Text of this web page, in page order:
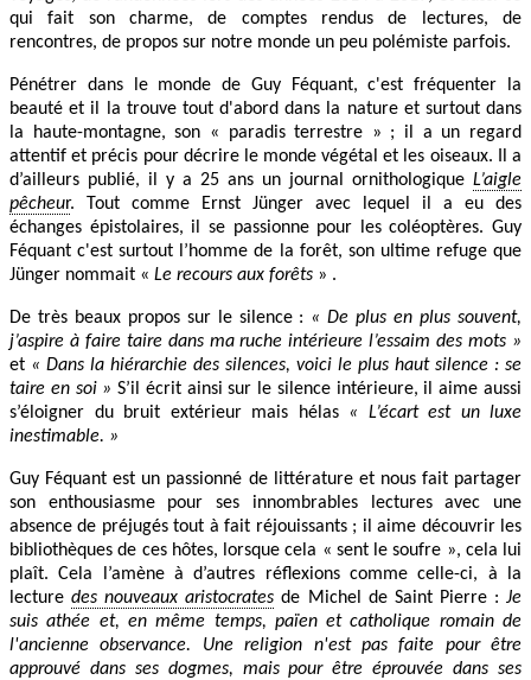
qui fait son charme, de comptes rendus de lectures, de
rencontres, de propos sur notre monde un peu polémiste parfois.
Pénétrer dans le monde de Guy Féquant, c'est fréquenter la
beauté et il la trouve tout d'abord dans la nature et surtout dans
la haute-montagne, son « paradis terrestre » ; il a un regard
attentif et précis pour décrire le monde végétal et les oiseaux. Il a
d’ailleurs publié, il y a 25 ans un journal ornithologique L’aigle
pêcheur. Tout comme Ernst Jünger avec lequel il a eu des
échanges épistolaires, il se passionne pour les coléoptères. Guy
Féquant c'est surtout l’homme de la forêt, son ultime refuge que
Jünger nommait « Le recours aux forêts » .
De très beaux propos sur le silence : « De plus en plus souvent,
j’aspire à faire taire dans ma ruche intérieure l’essaim des mots »
et « Dans la hiérarchie des silences, voici le plus haut silence : se
taire en soi »S’il écrit ainsi sur le silence intérieure, il aime aussi
s’éloigner du bruit extérieur mais hélas« L’écart est un luxe
inestimable. »
Guy Féquant est un passionné de littérature et nous fait partager
son enthousiasme pour ses innombrables lectures avec une
absence de préjugés tout à fait réjouissants ; il aime découvrir les
bibliothèques de ces hôtes, lorsque cela « sent le soufre », cela lui
plaît. Cela l’amène à d’autres réflexions comme celle-ci, à la
lecturedes nouveaux aristocrates de Michel de Saint Pierre :Je
suis athée et, en même temps, païen et catholique romain de
l'ancienne observance. Une religion n'est pas faite pour être
approuvé dans ses dogmes, mais pour être éprouvée dans ses